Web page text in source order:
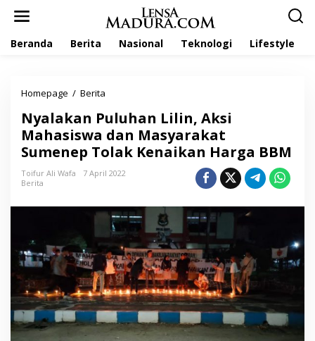
Beranda Berita Nasional Teknologi Lifestyle
Homepage / Berita
a
l
a
k
a
u
u
h
a
n
L
i
l
i
n
Nyalakan Puluhan Lilin, Aksi
Mahasiswa dan Masyarakat
Sumenep Tolak Kenaikan Harga BBM
Toifur Ali Wafa
7 April 2022
Berita